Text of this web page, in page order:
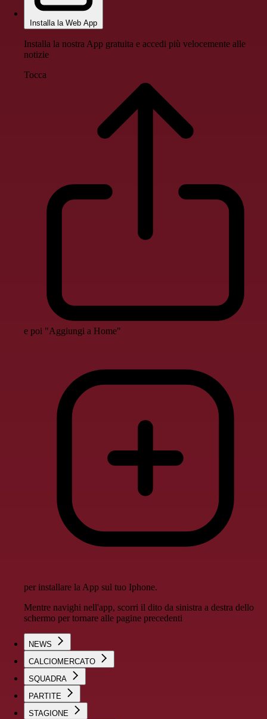
Installa la Web App
Installa la nostra App gratuita e accedi più velocemente alle
notizie
Tocca
e poi "Aggiungi a Home"
per installare la App sul tuo Iphone.
Mentre navighi nell'app, scorri il dito da sinistra a destra dello
schermo per tornare alle pagine precedenti
NEWS
CALCIOMERCATO
SQUADRA
PARTITE
STAGIONE